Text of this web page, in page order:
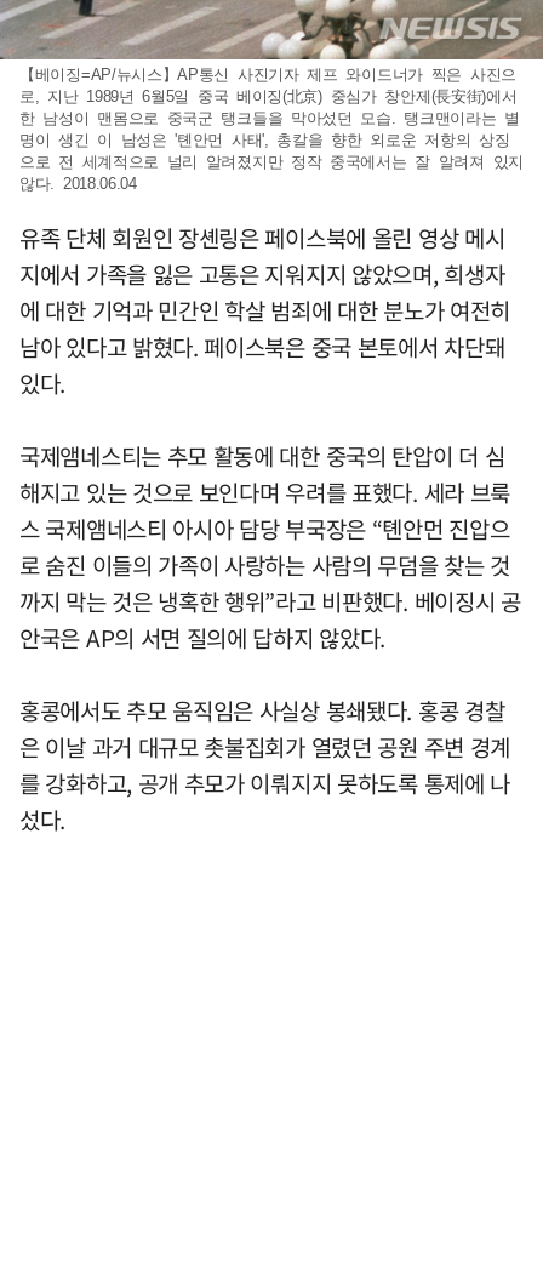
【베이징=AP/뉴시스】AP통신 사진기자 제프 와이드너가 찍은 사진으
로, 지난 1989년 6월5일 중국 베이징(北京) 중심가 창안제(長安街)에서
한 남성이 맨몸으로 중국군 탱크들을 막아섰던 모습. 탱크맨이라는 별
명이 생긴 이 남성은 '톈안먼 사태', 총칼을 향한 외로운 저항의 상징
으로 전 세계적으로 널리 알려졌지만 정작 중국에서는 잘 알려져 있지
않다. 2018.06.04
유족 단체 회원인 장셴링은 페이스북에 올린 영상 메시
지에서 가족을 잃은 고통은 지워지지 않았으며, 희생자
에 대한 기억과 민간인 학살 범죄에 대한 분노가 여전히
남아 있다고 밝혔다. 페이스북은 중국 본토에서 차단돼
있다.
국제앰네스티는 추모 활동에 대한 중국의 탄압이 더 심
해지고 있는 것으로 보인다며 우려를 표했다. 세라 브룩
스 국제앰네스티 아시아 담당 부국장은 “톈안먼 진압으
로 숨진 이들의 가족이 사랑하는 사람의 무덤을 찾는 것
까지 막는 것은 냉혹한 행위”라고 비판했다. 베이징시 공
안국은 AP의 서면 질의에 답하지 않았다.
홍콩에서도 추모 움직임은 사실상 봉쇄됐다. 홍콩 경찰
은 이날 과거 대규모 촛불집회가 열렸던 공원 주변 경계
를 강화하고, 공개 추모가 이뤄지지 못하도록 통제에 나
섰다.